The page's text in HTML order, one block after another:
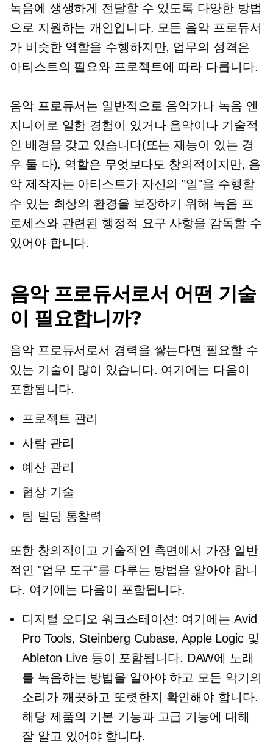
녹음에 생생하게 전달할 수 있도록 다양한 방법
으로 지원하는 개인입니다. 모든 음악 프로듀서
가 비슷한 역할을 수행하지만, 업무의 성격은
아티스트의 필요와 프로젝트에 따라 다릅니다.
음악 프로듀서는 일반적으로 음악가나 녹음 엔
지니어로 일한 경험이 있거나 음악이나 기술적
인 배경을 갖고 있습니다(또는 재능이 있는 경
우 둘 다). 역할은 무엇보다도 창의적이지만, 음
악 제작자는 아티스트가 자신의 "일"을 수행할
수 있는 최상의 환경을 보장하기 위해 녹음 프
로세스와 관련된 행정적 요구 사항을 감독할 수
있어야 합니다.
음악 프로듀서로서 어떤 기술
이 필요합니까?
음악 프로듀서로서 경력을 쌓는다면 필요할 수
있는 기술이 많이 있습니다. 여기에는 다음이
포함됩니다.
프로젝트 관리
사람 관리
예산 관리
협상 기술
팀 빌딩 통찰력
또한 창의적이고 기술적인 측면에서 가장 일반
적인 "업무 도구"를 다루는 방법을 알아야 합니
다. 여기에는 다음이 포함됩니다.
디지털 오디오 워크스테이션: 여기에는 Avid
Pro Tools, Steinberg Cubase, Apple Logic 및
Ableton Live 등이 포함됩니다. DAW에 노래
를 녹음하는 방법을 알아야 하고 모든 악기의
소리가 깨끗하고 또렷한지 확인해야 합니다.
해당 제품의 기본 기능과 고급 기능에 대해
잘 알고 있어야 합니다.